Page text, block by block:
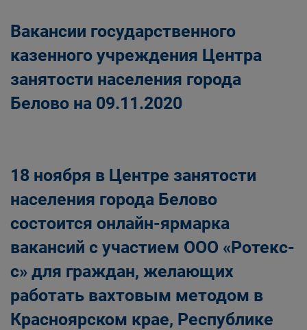
Вакансии государственного
казенного учреждения Центра
занятости населения города
Белово на 09.11.2020
18 ноября в Центре занятости
населения города Белово
состоится онлайн-ярмарка
вакансий с участием ООО «Ротекс-
с» для граждан, желающих
работать вахтовым методом в
Красноярском крае, Республике